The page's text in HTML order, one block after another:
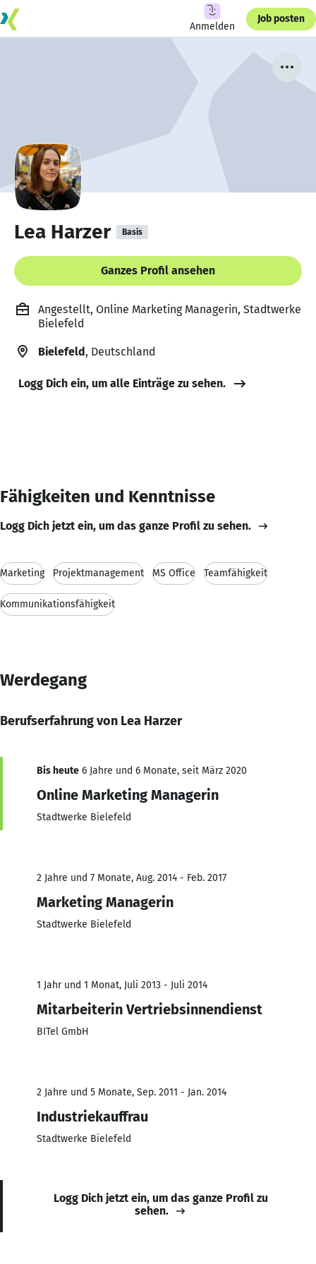
Anmelden
Job posten
Lea Harzer Basis
Ganzes Profil ansehen
Angestellt, Online Marketing Managerin, Stadtwerke
Bielefeld
Bielefeld, Deutschland
Logg Dich ein, um alle Einträge zu sehen.
Fähigkeiten und Kenntnisse
Logg Dich jetzt ein, um das ganze Profil zu sehen.
Marketing Projektmanagement MS Office Teamfähigkeit
Kommunikationsfähigkeit
Werdegang
Berufserfahrung von Lea Harzer
Bis heute 6 Jahre und 6 Monate, seit März 2020
Online Marketing Managerin
Stadtwerke Bielefeld
2 Jahre und 7 Monate, Aug. 2014 - Feb. 2017
Marketing Managerin
Stadtwerke Bielefeld
1 Jahr und 1 Monat, Juli 2013 - Juli 2014
Mitarbeiterin Vertriebsinnendienst
BITel GmbH
2 Jahre und 5 Monate, Sep. 2011 - Jan. 2014
Industriekauffrau
Stadtwerke Bielefeld
Logg Dich jetzt ein, um das ganze Profil zu
sehen.